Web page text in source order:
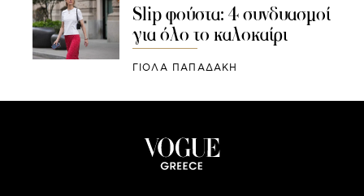
Slip φούστα: 4 συνδυασμοί
για όλο το καλοκαίρι
ΓΙΌΛΑ ΠΑΠΑΔΆΚΗ